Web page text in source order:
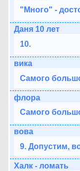
"Много" -
Даня 10 лет
10.
вика
Самого
флора
Самого
вова
9. Допустим,
Халк - ломать